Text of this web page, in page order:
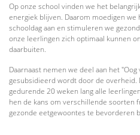
Op onze school vinden we het
energiek blijven. Daarom moedigen
schooldag aan en stimuleren we
onze leerlingen zich optimaal kunnen
daarbuiten.
Daarnaast nemen we deel aan het
gesubsidieerd wordt door de overheid.
gedurende 20 weken lang alle
hen de kans om verschillende soorten
gezonde eetgewoontes te bevorderen